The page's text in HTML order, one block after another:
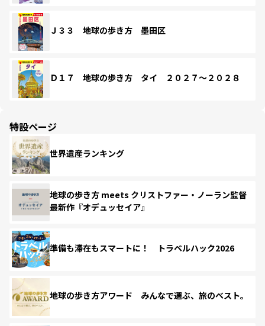
Ｊ３３ 地球の歩き方 墨田区
Ｄ１７ 地球の歩き方 タイ ２０２７～２０２８
特設ページ
世界遺産ランキング
地球の歩き方 meets クリストファー・ノーラン監督
最新作『オデュッセイア』
準備も滞在もスマートに！ トラベルハック2026
地球の歩き方アワード みんなで選ぶ、旅のベスト。